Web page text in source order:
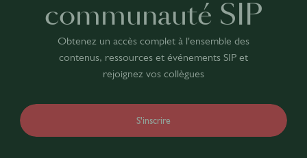
communauté SIP
Obtenez un accès complet à l'ensemble des
contenus, ressources et événements SIP et
rejoignez vos collègues
S'inscrire